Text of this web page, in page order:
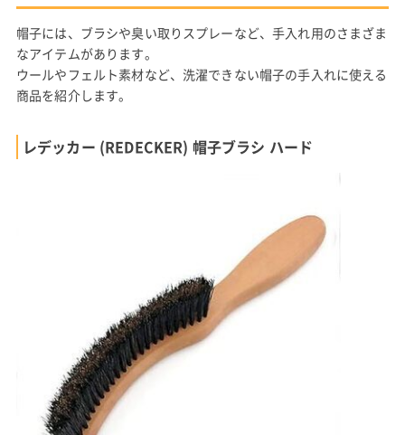
帽子には、ブラシや臭い取りスプレーなど、手入れ用のさまざま
なアイテムがあります。
ウールやフェルト素材など、洗濯できない帽子の手入れに使える
商品を紹介します。
レデッカー (REDECKER) 帽子ブラシ ハード